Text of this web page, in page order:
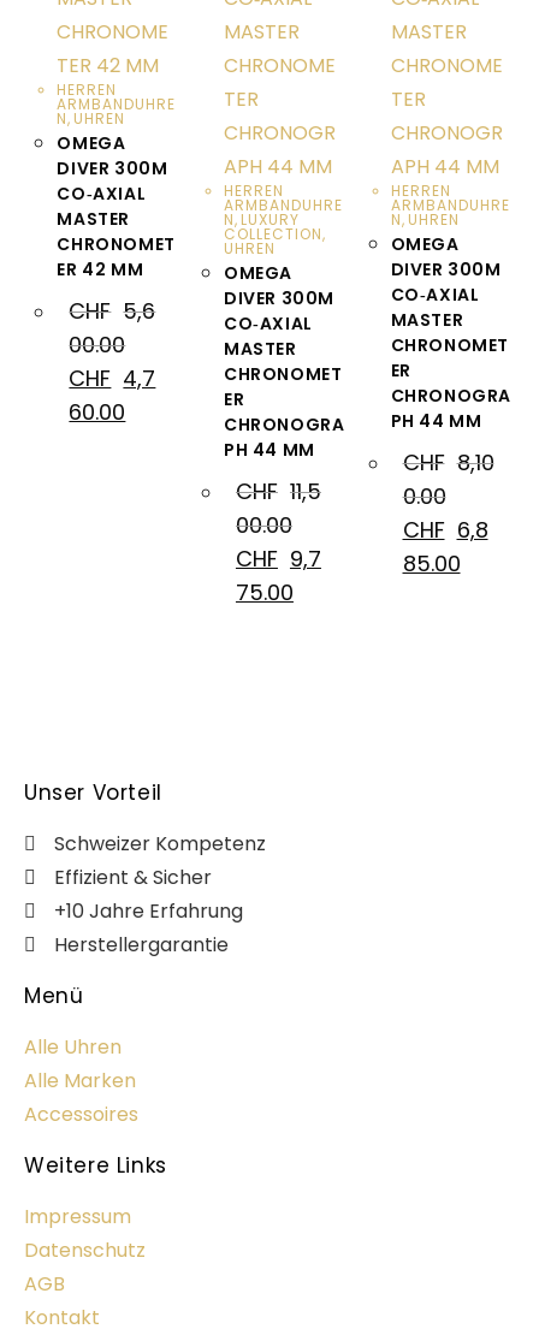
HERREN
ARMBANDUHRE
N, UHREN
OMEGA
DIVER 300M
CO‑AXIAL
MASTER
CHRONOMET
ER 42 MM
CHF 5,6
00.00
CHF 4,7
60.00
HERREN
ARMBANDUHRE
N, LUXURY
COLLECTION,
UHREN
OMEGA
DIVER 300M
CO‑AXIAL
MASTER
CHRONOMET
ER
CHRONOGRA
PH 44 MM
CHF 11,5
00.00
CHF 9,7
75.00
HERREN
ARMBANDUHRE
N, UHREN
OMEGA
DIVER 300M
CO‑AXIAL
MASTER
CHRONOMET
ER
CHRONOGRA
PH 44 MM
CHF 8,10
0.00
CHF 6,8
85.00
Unser Vorteil
Schweizer Kompetenz
Effizient & Sicher
+10 Jahre Erfahrung
Herstellergarantie
Menü
Alle Uhren
Alle Marken
Accessoires
Weitere Links
Impressum
Datenschutz
AGB
Kontakt